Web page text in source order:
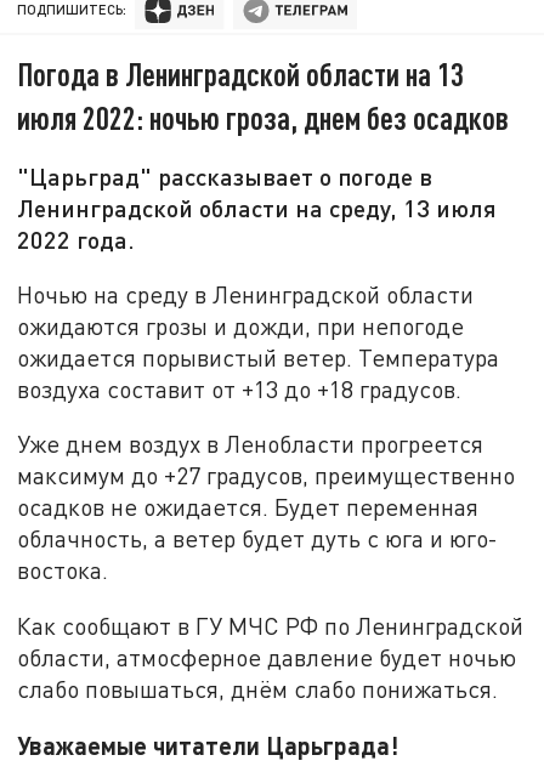
ПОДПИШИТЕСЬ:
Погода в Ленинградской области на 13
июля 2022: ночью гроза, днем без осадков
"Царьград" рассказывает о погоде в
Ленинградской области на среду, 13 июля
2022 года.
Ночью на среду в Ленинградской области
ожидаются грозы и дожди, при непогоде
ожидается порывистый ветер. Температура
воздуха составит от +13 до +18 градусов.
Уже днем воздух в Ленобласти прогреется
максимум до +27 градусов, преимущественно
осадков не ожидается. Будет переменная
облачность, а ветер будет дуть с юга и юго-
востока.
Как сообщают в ГУ МЧС РФ по Ленинградской
области, атмосферное давление будет ночью
слабо повышаться, днём слабо понижаться.
Уважаемые читатели Царьграда!